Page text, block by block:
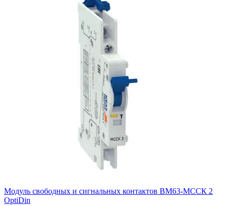
Модуль свободных и сигнальных контактов BM63-МССК 2
OptiDin